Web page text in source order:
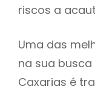
riscos a
Uma das
na sua
Caxarias é